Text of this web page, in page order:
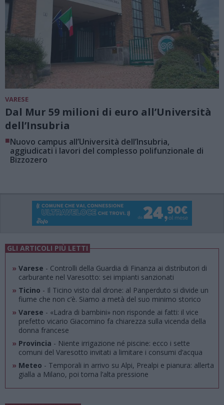
VARESE
Dal Mur 59 milioni di euro all’Università
dell’Insubria
■Nuovo campus all’Università dell’Insubria,
aggiudicati i lavori del complesso polifunzionale di
Bizzozero
GLI ARTICOLI PIÙ LETTI
» Varese - Controlli della Guardia di Finanza ai distributori di
carburante nel Varesotto: sei impianti sanzionati
» Ticino - Il Ticino visto dal drone: al Panperduto si divide un
fiume che non c’è. Siamo a metà del suo minimo storico
» Varese - «Ladra di bambini» non risponde ai fatti: il vice
prefetto vicario Giacomino fa chiarezza sulla vicenda della
donna francese
» Provincia - Niente irrigazione né piscine: ecco i sette
comuni del Varesotto invitati a limitare i consumi d’acqua
» Meteo - Temporali in arrivo su Alpi, Prealpi e pianura: allerta
gialla a Milano, poi torna l’alta pressione